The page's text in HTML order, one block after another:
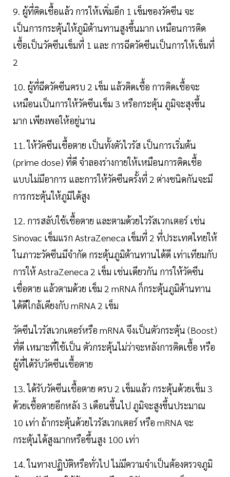
9. ผู้ที่ติดเชื้อแล้ว การให้เพิ่มอีก 1 เข็มของวัคซีน จะ
เป็นการกระตุ้นให้ภูมิต้านทานสูงขึ้นมาก เหมือนการติด
เชื้อเป็นวัคซีนเข็มที่ 1 และ การฉีดวัคซีนเป็นการให้เข็มที่
2
10. ผู้ที่ฉีดวัคซีนครบ 2 เข็ม แล้วติดเชื้อ การติดเชื้อจะ
เหมือนเป็นการให้วัคซีนเข็ม 3 หรือกระตุ้น ภูมิจะสุงขึ้น
มาก เพียงพอให้อยู่นาน
11. ให้วัคซีนเชื้อตาย เป็นทั้งตัวไวรัส เป็นการเริ่มต้น
(prime dose) ที่ดี จำลองร่างกายให้เหมือนการติดเชื้อ
แบบไม่มีอาการ และการให้วัคซีนครั้งที่ 2 ต่างชนิดกันจะมี
การกระตุ้นให้ภูมิได้สูง
12. การสลับใช้เชื้อตาย และตามด้วยไวรัสเวกเตอร์ เช่น
Sinovac เข็มแรก AstraZeneca เข็มที่ 2 ที่ประเทศไทยให้
ในภาวะวัคซีนมีจำกัด กระตุ้นภูมิต้านทานได้ดี เท่าเทียมกับ
การให้ AstraZeneca 2 เข็ม เช่นเดียวกัน การให้วัคซีน
เชื่อตาย แล้วตามด้วย เข็ม 2 mRNA ก็กระตุ้นภูมิต้านทาน
ได้ดีใกล้เคียงกับ mRNA 2 เข็ม
วัคซีนไวรัสเวกเตอร์หรือ mRNA จึงเป็นตัวกระตุ้น (Boost)
ที่ดี เหมาะที่ใช้เป็น ตัวกระตุ้นไม่ว่าจะหลังการติดเชื้อ หรือ
ผู้ที่ได้รับวัคซีนเชื้อตาย
13. ได้รับวัคซีนเชื้อตาย ครบ 2 เข็มแล้ว กระตุ้นด้วยเข็ม 3
ด้วยเชื้อตายอีกหลัง 3 เดือนขึ้นไป ภูมิจะสูงขึ้นประมาณ
10 เท่า ถ้ากระตุ้นด้วยไวรัสเวกเตอร์ หรือ mRNA จะ
กระตุ้นได้สูงมากหรือขึ้นสูง 100 เท่า
14. ในทางปฏิบัติหรือทั่วไป ไม่มีความจำเป็นต้องตรวจภูมิ